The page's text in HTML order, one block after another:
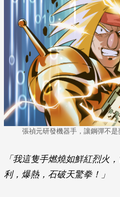
張禎元研發機器手，讓鋼彈不是
「我這隻手燃燒如鮮紅烈火
利，爆熱，石破天驚拳！」